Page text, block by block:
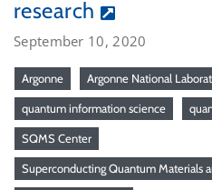
research
September 10, 2020
Argonne Argonne National
quantum information science
SQMS Center
Superconducting Quantum Materials